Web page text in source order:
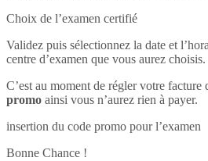
Choix de l’examen certifié
Validez puis sélectionnez la date et
centre d’examen que vous aurez choisis.
C’est au moment de régler votre facture
promo ainsi vous n’aurez rien à payer.
insertion du code promo pour l’examen
Bonne Chance !